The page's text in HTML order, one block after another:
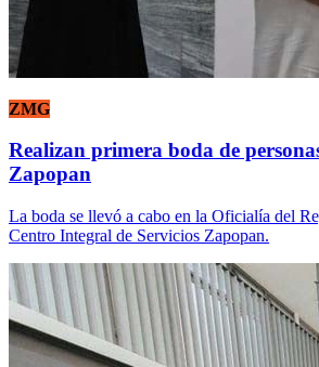
ZMG
Realizan primera boda de
Zapopan
La boda se llevó a cabo en la Oficialía del
Centro Integral de Servicios Zapopan.